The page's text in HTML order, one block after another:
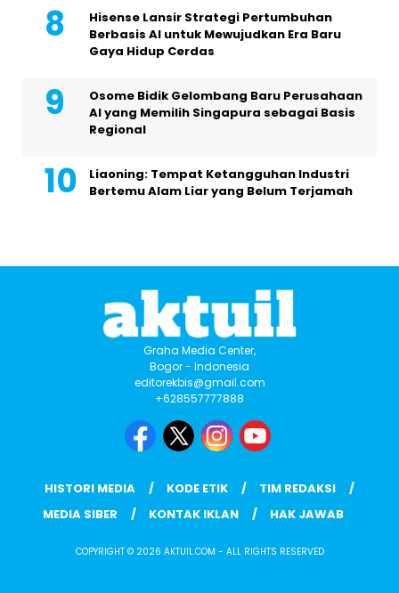
Hisense Lansir Strategi Pertumbuhan
Berbasis AI untuk Mewujudkan Era Baru
Gaya Hidup Cerdas
Osome Bidik Gelombang Baru Perusahaan
AI yang Memilih Singapura sebagai Basis
Regional
Liaoning: Tempat Ketangguhan Industri
Bertemu Alam Liar yang Belum Terjamah
Graha Media Center,
Bogor - Indonesia
editorekbis@gmail.com
+628557777888
HISTORI MEDIA KODE ETIK
TIM REDAKSI
MEDIA SIBER
KONTAK IKLAN HAK JAWAB
COPYRIGHT © 2026 AKTUIL.COM - ALL RIGHTS RESERVED